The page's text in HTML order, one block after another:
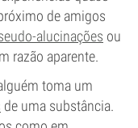
de amigos
alucinações ou
razão aparente.
toma um
de uma substância.